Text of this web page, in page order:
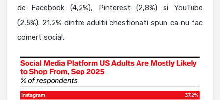
de Facebook (4,2%), Pinterest (2,8%) si YouTube
(2,5%). 21,2% dintre adultii chestionati spun ca nu fac
comert social.